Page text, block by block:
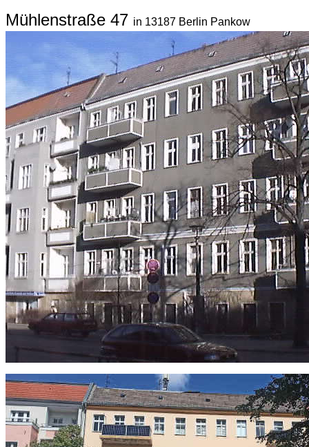
Mühlenstraße 47 in 13187 Berlin Pankow